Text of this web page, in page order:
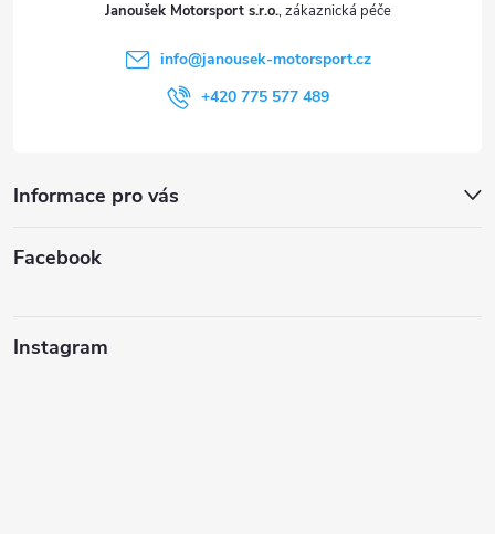
Janoušek Motorsport s.r.o.
info@janousek-motorsport.cz
+420 775 577 489
Informace pro vás
Facebook
Instagram